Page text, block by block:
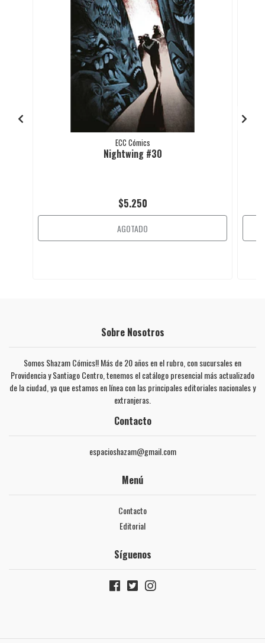
ECC Cómics
Nightwing #30
$5.250
AGOTADO
Sobre Nosotros
Somos Shazam Cómics!! Más de 20 años en el rubro, con sucursales en
Providencia y Santiago Centro, tenemos el catálogo presencial más actualizado
de la ciudad, ya que estamos en línea con las principales editoriales nacionales y
extranjeras.
Contacto
espacioshazam@gmail.com
Menú
Contacto
Editorial
Síguenos